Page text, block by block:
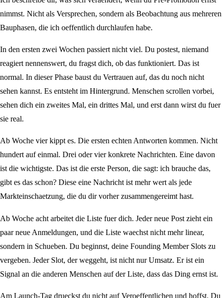
nimmst. Nicht als Versprechen, sondern als Beobachtung aus mehreren
Bauphasen, die ich oeffentlich durchlaufen habe.
In den ersten zwei Wochen passiert nicht viel. Du postest, niemand
reagiert nennenswert, du fragst dich, ob das funktioniert. Das ist
normal. In dieser Phase baust du Vertrauen auf, das du noch nicht
sehen kannst. Es entsteht im Hintergrund. Menschen scrollen vorbei,
sehen dich ein zweites Mal, ein drittes Mal, und erst dann wirst du fuer
sie real.
Ab Woche vier kippt es. Die ersten echten Antworten kommen. Nicht
hundert auf einmal. Drei oder vier konkrete Nachrichten. Eine davon
ist die wichtigste. Das ist die erste Person, die sagt: ich brauche das,
gibt es das schon? Diese eine Nachricht ist mehr wert als jede
Markteinschaetzung, die du dir vorher zusammengereimt hast.
Ab Woche acht arbeitet die Liste fuer dich. Jeder neue Post zieht ein
paar neue Anmeldungen, und die Liste waechst nicht mehr linear,
sondern in Schueben. Du beginnst, deine Founding Member Slots zu
vergeben. Jeder Slot, der weggeht, ist nicht nur Umsatz. Er ist ein
Signal an die anderen Menschen auf der Liste, dass das Ding ernst ist.
Am Launch-Tag drueckst du nicht auf Veroeffentlichen und hoffst. Du